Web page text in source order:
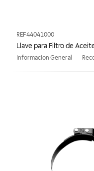
REF44041000
Llave para Filtro de
Informacion General